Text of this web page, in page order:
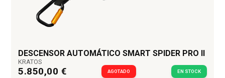
DESCENSOR AUTOMÁTICO SMART SPIDER PRO II
KRATOS
5.850,00 € AGOTADO EN STOCK